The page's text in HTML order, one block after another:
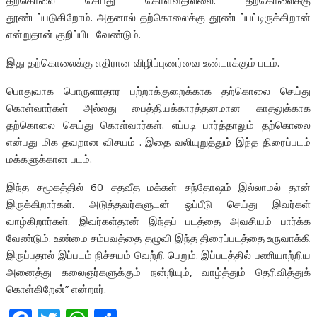
தூண்டப்படுகிறோம். அதனால் தற்கொலைக்கு தூண்டப்பட்டிருக்கிறான்
என்றுதான் குறிப்பிட வேண்டும்.
இது தற்கொலைக்கு எதிரான விழிப்புணர்வை உண்டாக்கும் படம்.
பொதுவாக பொருளாதார பற்றாக்குறைக்காக தற்கொலை செய்து
கொள்வார்கள் அல்லது பைத்தியக்காரத்தனமான காதலுக்காக
தற்கொலை செய்து கொள்வார்கள். எப்படி பார்த்தாலும் தற்கொலை
என்பது மிக தவறான விசயம் . இதை வலியுறுத்தும் இந்த திரைப்படம்
மக்களுக்கான படம்.
இந்த சமூகத்தில் 60 சதவீத மக்கள் சந்தோஷம் இல்லாமல் தான்
இருக்கிறார்கள். அடுத்தவர்களுடன் ஒப்பீடு செய்து இவர்கள்
வாழ்கிறார்கள். இவர்கள்தான் இந்தப் படத்தை அவசியம் பார்க்க
வேண்டும். உண்மை சம்பவத்தை தழுவி இந்த திரைப்படத்தை உருவாக்கி
இருப்பதால் இப்படம் நிச்சயம் வெற்றி பெறும். இப்படத்தில் பணியாற்றிய
அனைத்து கலைஞர்களுக்கும் நன்றியும், வாழ்த்தும் தெரிவித்துக்
கொள்கிறேன்” என்றார்.